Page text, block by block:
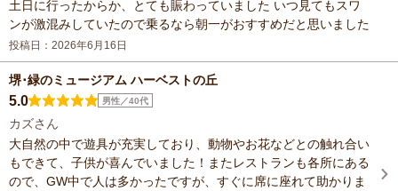
土日に行ったからか、とても賑わっていました いつ見てもスワ
ンが激混みしていたので乗るなら朝一がおすすめだと思いました
投稿日：2026年6月16日
堺･緑のミュージアム ハーベストの丘
5.0 男性／40代
カズさん
大自然の中で遊具が充実しており、動物やお花などとの触れ合い
もできて、子供が喜んでいました！またレストランも各所にある
ので、GW中で人は多かったですが、すぐに席に座れて助かりま